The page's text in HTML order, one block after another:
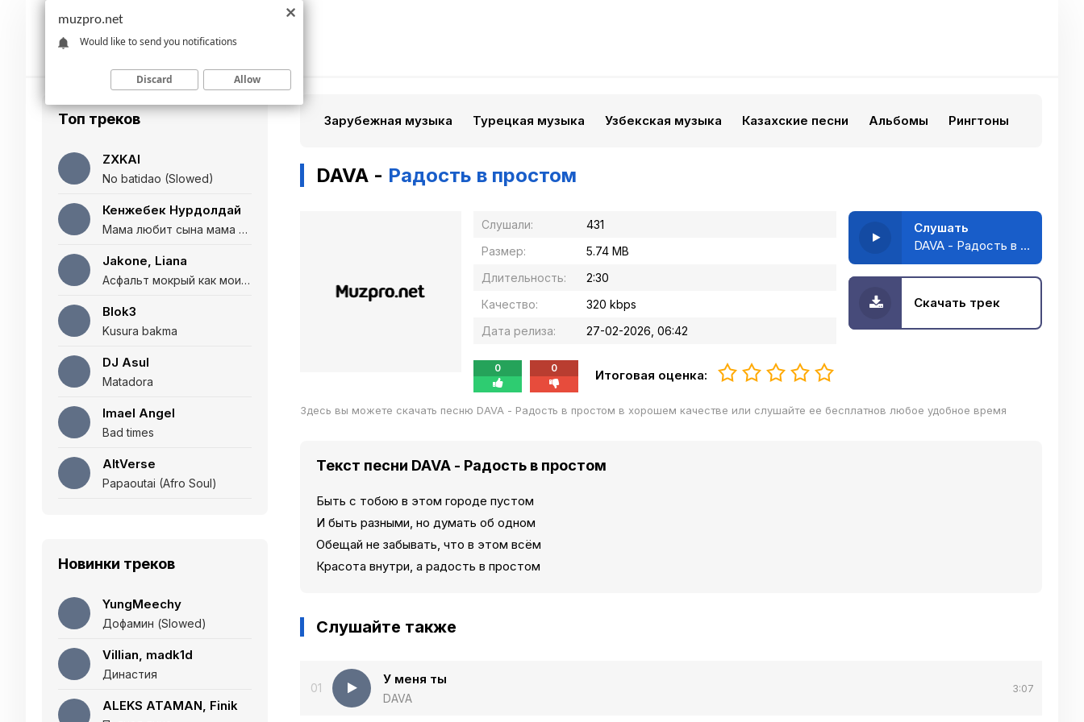
Топ треков
ZXKAI
No batidao (Slowed)
Кенжебек Нурдолдай
Мама любит сына мама любит дочь (Полная версия)
Jakone, Liana
Асфальт мокрый как мои глаза и я нарезаю
Blok3
Kusura bakma
DJ Asul
Matadora
Imael Angel
Bad times
AltVerse
Papaoutai (Afro Soul)
Новинки треков
YungMeechy
Дофамин (Slowed)
Villian, madk1d
Династия
ALEKS ATAMAN, Finik
Зарубежная музыка Турецкая музыка Узбекская музыка Казахские песни Альбомы Рингтоны
DAVA - Радость в простом
Слушали:
431
Размер:
5.74 MB
Длительность:
2:30
Качество:
320 kbps
Дата релиза:
27-02-2026, 06:42
0 0 Итоговая оценка:
Слушать
DAVA - Радость в простом
Скачать трек
Здесь вы можете скачать песню DAVA - Радость в простом в хорошем качестве или слушайте ее бесплатнов любое удобное время
Текст песни DAVA - Радость в простом
Быть с тобою в этом городе пустом
И быть разными, но думать об одном
Обещай не забывать, что в этом всём
Красота внутри, а радость в простом
Слушайте также
01
У меня ты
DAVA
3:07
muzpro.net
Would like to send you notifications
Discard Allow